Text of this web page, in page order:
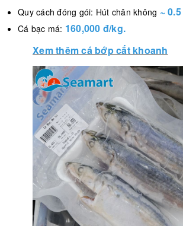
Quy cách đóng gói: Hút chân không ~
Cá bạc má: 160,000 đ/kg.
Xem thêm cá bớp cắt khoanh